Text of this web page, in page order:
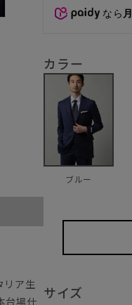
リア生
台場仕
なら
カラー
ブルー
サイズ